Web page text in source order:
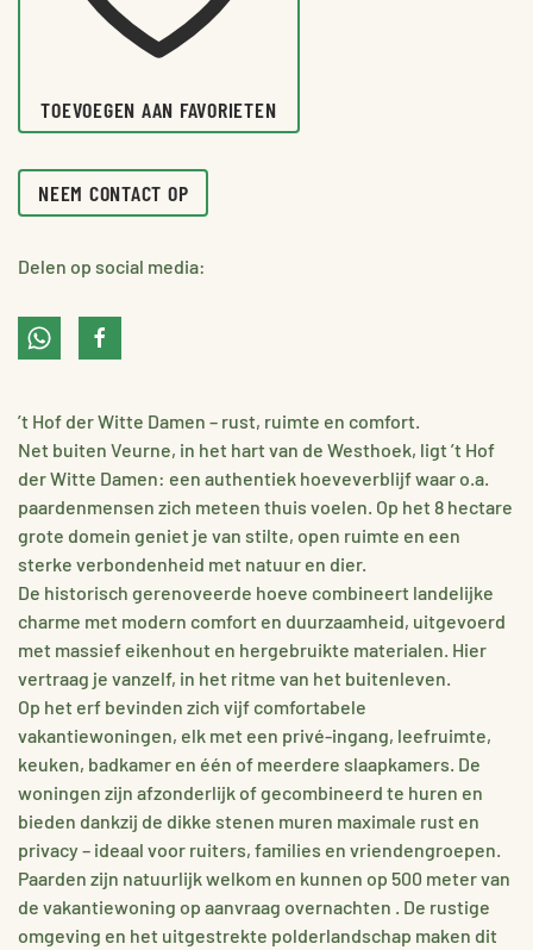
TOEVOEGEN AAN FAVORIETEN
NEEM CONTACT OP
Delen op social media:
’t Hof der Witte Damen – rust, ruimte en comfort.
Net buiten Veurne, in het hart van de Westhoek, ligt ’t Hof
der Witte Damen: een authentiek hoeveverblijf waar o.a.
paardenmensen zich meteen thuis voelen. Op het 8 hectare
grote domein geniet je van stilte, open ruimte en een
sterke verbondenheid met natuur en dier.
De historisch gerenoveerde hoeve combineert landelijke
charme met modern comfort en duurzaamheid, uitgevoerd
met massief eikenhout en hergebruikte materialen. Hier
vertraag je vanzelf, in het ritme van het buitenleven.
Op het erf bevinden zich vijf comfortabele
vakantiewoningen, elk met een privé-ingang, leefruimte,
keuken, badkamer en één of meerdere slaapkamers. De
woningen zijn afzonderlijk of gecombineerd te huren en
bieden dankzij de dikke stenen muren maximale rust en
privacy – ideaal voor ruiters, families en vriendengroepen.
Paarden zijn natuurlijk welkom en kunnen op 500 meter van
de vakantiewoning op aanvraag overnachten . De rustige
omgeving en het uitgestrekte polderlandschap maken dit